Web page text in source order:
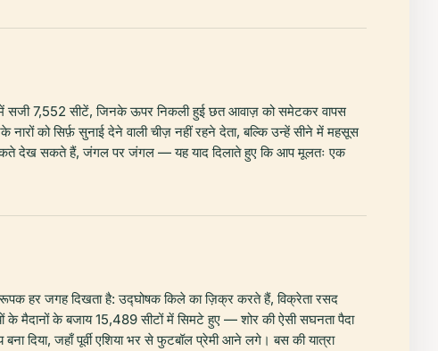
में सजी 7,552 सीटें, जिनके ऊपर निकली हुई छत आवाज़ को समेटकर वापस
को सिर्फ़ सुनाई देने वाली चीज़ नहीं रहने देता, बल्कि उन्हें सीने में महसूस
देख सकते हैं, जंगल पर जंगल — यह याद दिलाते हुए कि आप मूलतः एक
हर जगह दिखता है: उद्घोषक किले का ज़िक्र करते हैं, विक्रेता रसद
के मैदानों के बजाय 15,489 सीटों में सिमटे हुए — शोर की ऐसी सघनता पैदा
दिया, जहाँ पूर्वी एशिया भर से फुटबॉल प्रेमी आने लगे। बस की यात्रा